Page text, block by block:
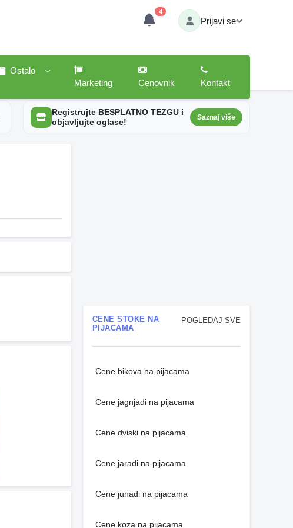
4
Prijavi se
Ostalo
Marketing
Cenovnik Kontakt
Registrujte BESPLATNO TEZGU i
objavljujte oglase!
Saznaj više
POGLEDAJ SVE
CENE STOKE NA
PIJACAMA
Cene bikova na pijacama
Cene jagnjadi na pijacama
Cene dviski na pijacama
Cene jaradi na pijacama
Cene junadi na pijacama
Cene koza na pijacama